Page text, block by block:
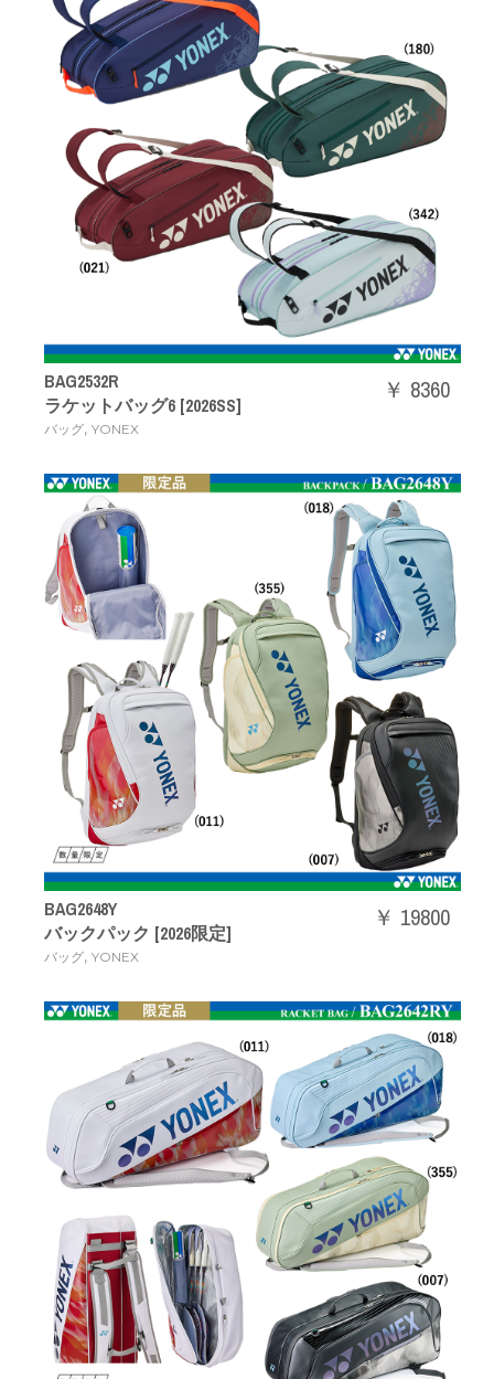
BAG2532R
ラケットバッグ6 [2026SS]
バッグ, YONEX
￥ 8360
BAG2648Y
バックパック [2026限定]
バッグ, YONEX
￥ 19800